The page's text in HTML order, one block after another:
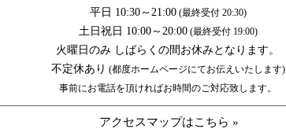
平日 10:30～21:00(最終受付 20:30)
土日祝日 10:00～20:00(最終受付 19:00)
火曜日のみ しばらくの間お休みとなります。
不定休あり (都度ホームページにてお伝えいたします)
事前にお電話を頂ければお時間のご対応致します。
アクセスマップはこちら »